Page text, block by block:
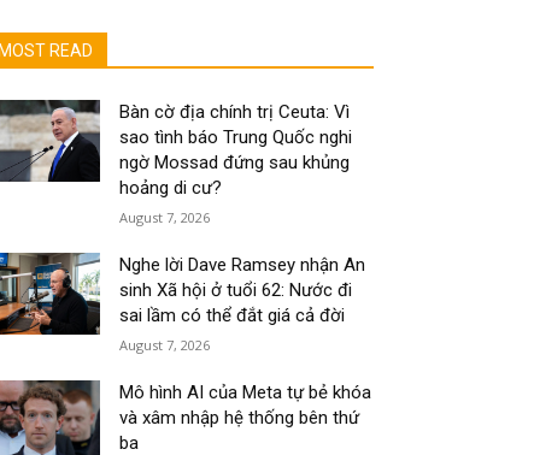
MOST READ
Bàn cờ địa chính trị Ceuta: Vì
sao tình báo Trung Quốc nghi
ngờ Mossad đứng sau khủng
hoảng di cư?
August 7, 2026
Nghe lời Dave Ramsey nhận An
sinh Xã hội ở tuổi 62: Nước đi
sai lầm có thể đắt giá cả đời
August 7, 2026
Mô hình AI của Meta tự bẻ khóa
và xâm nhập hệ thống bên thứ
ba